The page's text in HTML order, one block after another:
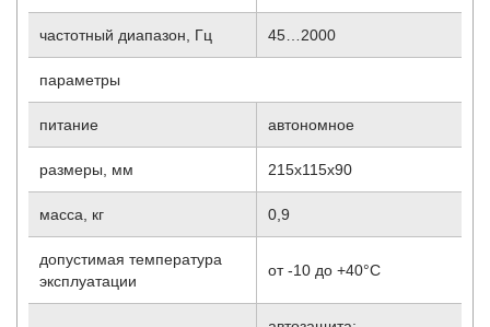
частотный диапазон, Гц 45…2000
параметры
питание автономное
размеры, мм 215х115х90
масса, кг 0,9
допустимая температура
эксплуатации
от -10 до +40°С